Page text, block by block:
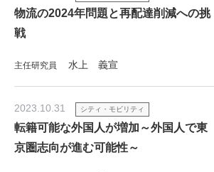
物流の2024年問題と再配達削減への挑
戦
主任研究員 水上 義宣
2023.10.31 シティ・モビリティ
転籍可能な外国人が増加～外国人で東
京圏志向が進む可能性～